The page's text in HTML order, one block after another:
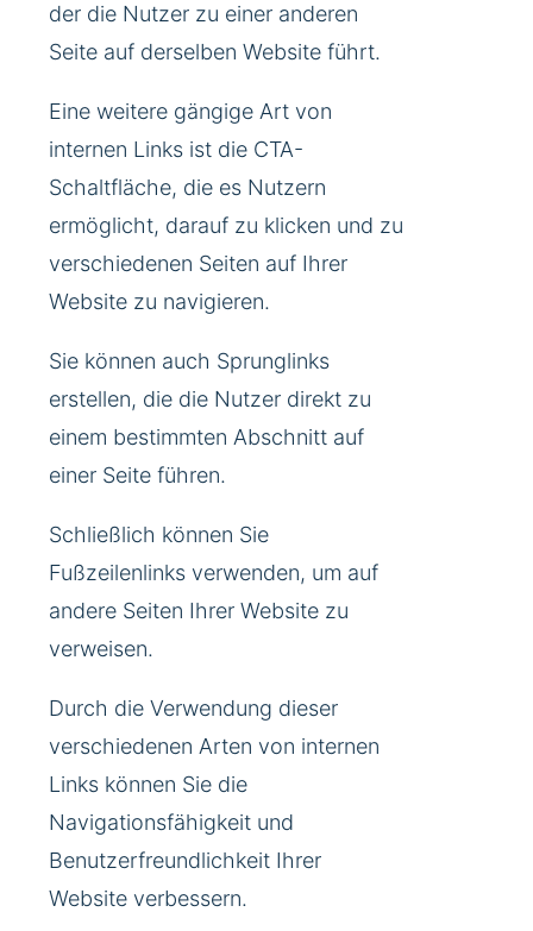
der die Nutzer zu einer anderen
Seite auf derselben Website führt.
Eine weitere gängige Art von
internen Links ist die CTA-
Schaltfläche, die es Nutzern
ermöglicht, darauf zu klicken und zu
verschiedenen Seiten auf Ihrer
Website zu navigieren.
Sie können auch Sprunglinks
erstellen, die die Nutzer direkt zu
einem bestimmten Abschnitt auf
einer Seite führen.
Schließlich können Sie
Fußzeilenlinks verwenden, um auf
andere Seiten Ihrer Website zu
verweisen.
Durch die Verwendung dieser
verschiedenen Arten von internen
Links können Sie die
Navigationsfähigkeit und
Benutzerfreundlichkeit Ihrer
Website verbessern.